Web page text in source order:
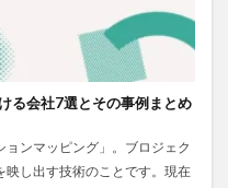
る会社7選とその事例まとめ
ンマッピング」。ブロジェク
映し出す技術のことです。現在